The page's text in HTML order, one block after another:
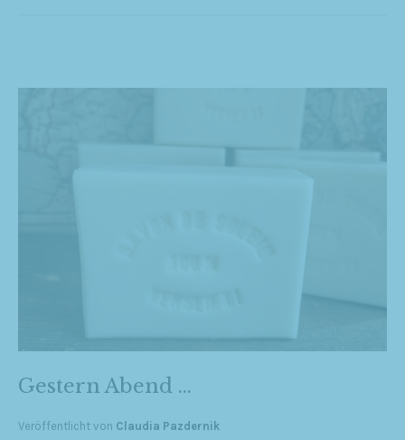
Gestern Abend …
Veröffentlicht von Claudia Pazdernik